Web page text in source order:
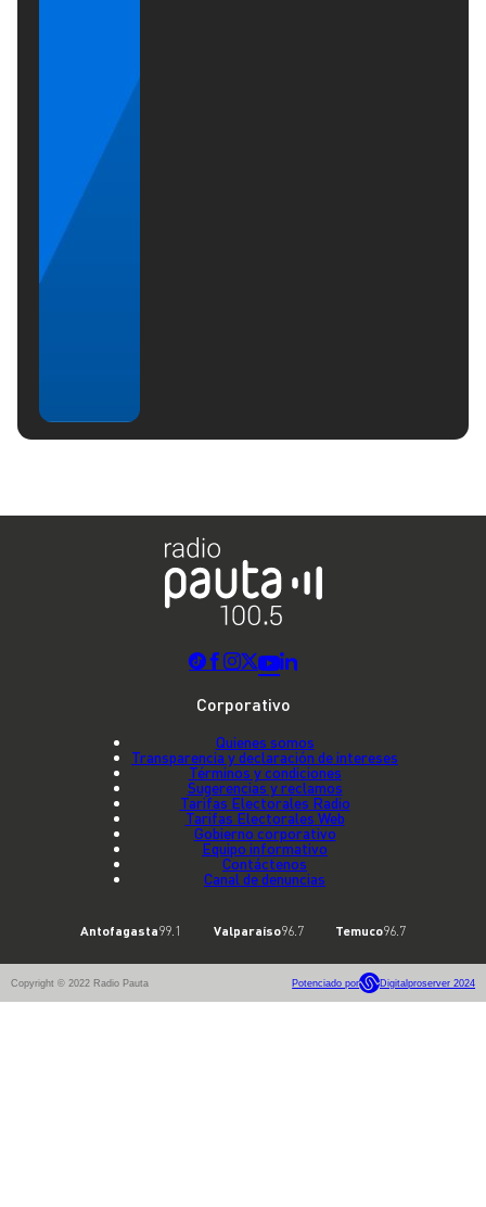
Corporativo
Quienes somos
Transparencia y declaración de intereses
Términos y condiciones
Sugerencias y reclamos
Tarifas Electorales Radio
Tarifas Electorales Web
Gobierno corporativo
Equipo informativo
Contáctenos
Canal de denuncias
Antofagasta99.1 Valparaíso96.7 Temuco96.7
Copyright © 2022 Radio Pauta Potenciado por Digitalproserver 2024